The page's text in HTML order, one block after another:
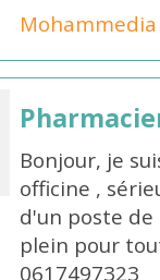
Mohammedia
Bonjour, je
officine ,
d'un poste
plein pour
0617497323